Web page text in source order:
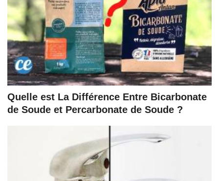
Quelle est La Différence Entre Bicarbonate
de Soude et Percarbonate de Soude ?